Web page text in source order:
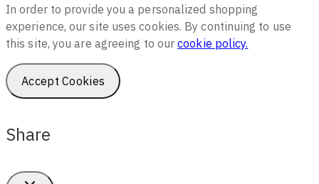
In order to provide you a personalized shopping
experience, our site uses cookies. By continuing to use
this site, you are agreeing to ourcookie policy.
Accept Cookies
Share